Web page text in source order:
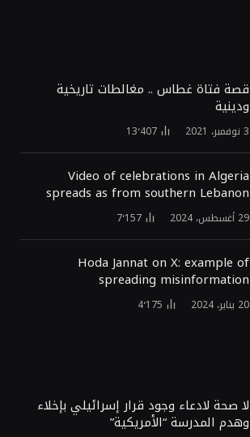
قصة فتاة غطاس .. مغالطات تاريخية
ودينية
3 نوفمبر، 2021 13٬407
Video of celebrations in Algeria
spreads as from southern Lebanon
29 أغسطس، 2024 7٬157
Hoda Jannat on X: example of
spreading misinformation
20 يناير، 2024 4٬175
لا صحة لادعاء وجود قرار إسرائيلي بإخلاء
وهدم المدرسة “الأمريكية”